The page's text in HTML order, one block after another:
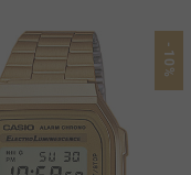
-10%